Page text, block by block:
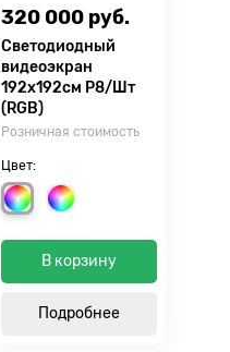
320 000 руб.
Светодиодный
видеоэкран
192х192см Р8/Шт
(RGB)
Розничная стоимость
Цвет:
В корзину
Подробнее